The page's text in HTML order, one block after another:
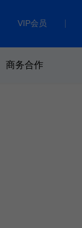
VIP会员
商务合作